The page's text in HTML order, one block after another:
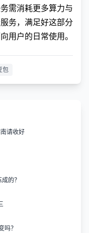
需消耗更多算力与
务，满足好这部分
用户的日常使用。
包
请收好
的？
吗？